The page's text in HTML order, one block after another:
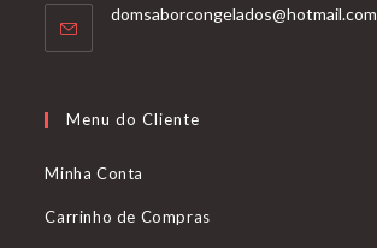
domsaborcongelados@hotmail.com
Menu do Cliente
Minha Conta
Carrinho de Compras